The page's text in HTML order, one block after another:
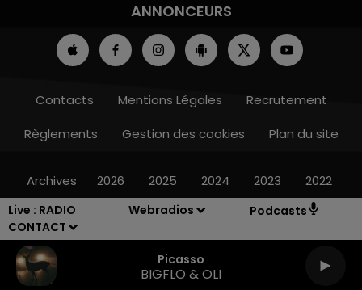
Live : RADIO
CONTACT
Webradios Podcasts
Picasso
BIGFLO & OLI
ANNONCEURS
Contacts Mentions Légales
Recrutement
Règlements
Gestion des cookies Plan du site
Archives 2026 2025 2024 2023 2022